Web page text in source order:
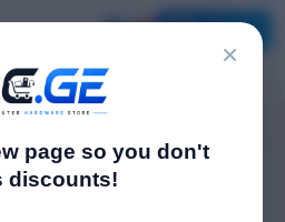
×
page so you don't
discounts!